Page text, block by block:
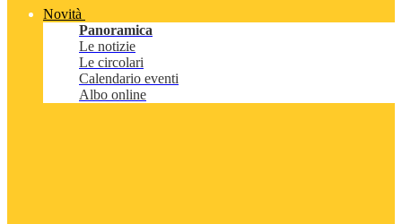
Novità
Panoramica
Le notizie
Le circolari
Calendario eventi
Albo online